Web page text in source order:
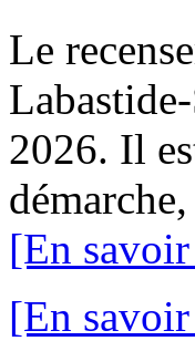
Le
2026. Il
[En
[En